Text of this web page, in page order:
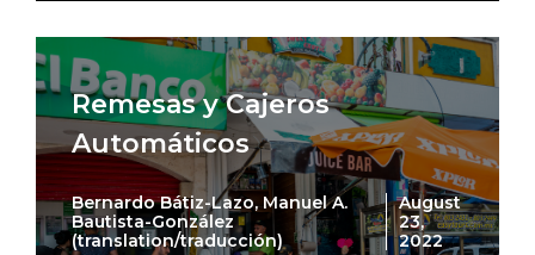
Remesas y Cajeros
Automáticos
Bernardo Bátiz-Lazo, Manuel A.
Bautista-González
(translation/traducción)
August
23,
2022